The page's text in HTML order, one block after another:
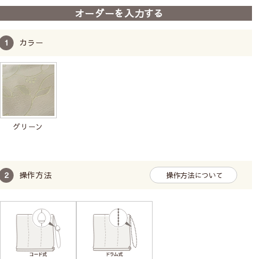
オーダーを入力する
カラー
グリーン
操作方法 操作方法について